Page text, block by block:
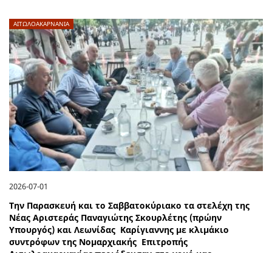
ΑΙΤΩΛΟΑΚΑΡΝΑΝΊΑ
2026-07-01
Την Παρασκευή και το Σαββατοκύριακο τα στελέχη της
Νέας Αριστεράς Παναγιώτης Σκουρλέτης (πρώην
Υπουργός) και Λεωνίδας Καρίγιαννης με κλιμάκιο
συντρόφων της Νομαρχιακής Επιτροπής